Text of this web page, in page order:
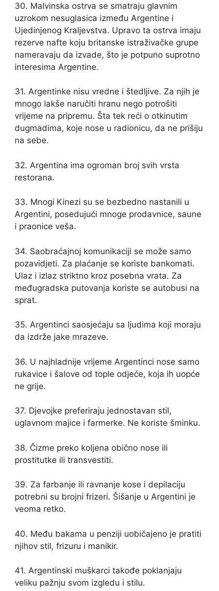
30. Malvinska ostrva se smatraju glavnim
uzrokom nesuglasica između Argentine i
Ujedinjenog Kraljevstva. Upravo ta ostrva imaju
rezerve nafte koju britanske istraživačke grupe
nameravaju da izvade, što je potpuno suprotno
interesima Argentine.
31. Argentinke nisu vredne i štedljive. Za njih je
mnogo lakše naručiti hranu nego potrošiti
vrijeme na pripremu. Šta tek reći o otkinutim
dugmadima, koje nose u radionicu, da ne prišiju
na sebe.
32. Argentina ima ogroman broj svih vrsta
restorana.
33. Mnogi Kinezi su se bezbedno nastanili u
Argentini, posedujući mnoge prodavnice, saune
i praonice veša.
34. Saobraćajnoj komunikaciji se može samo
pozavidjeti. Za plaćanje se koriste bankomati.
Ulaz i izlaz striktno kroz posebna vrata. Za
međugradska putovanja koriste se autobusi na
sprat.
35. Argentinci saosjećaju sa ljudima koji moraju
da izdrže jake mrazeve.
36. U najhladnije vrijeme Argentinci nose samo
rukavice i šalove od tople odjeće, koja ih uopće
ne grije.
37. Djevojke preferiraju jednostavan stil,
uglavnom majice i farmerke. Ne koriste šminku.
38. Čizme preko koljena obično nose ili
prostitutke ili transvestiti.
39. Za farbanje ili ravnanje kose i depilaciju
potrebni su brojni frizeri. Šišanje u Argentini je
veoma retko.
40. Među bakama u penziji uobičajeno je pratiti
njihov stil, frizuru i manikir.
41. Argentinski muškarci takođe poklanjaju
veliku pažnju svom izgledu i stilu.